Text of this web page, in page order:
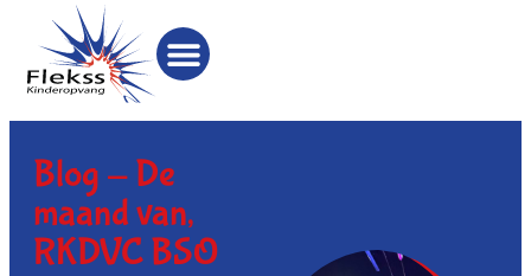
Blog -De
maand van,
RKDVC BSO